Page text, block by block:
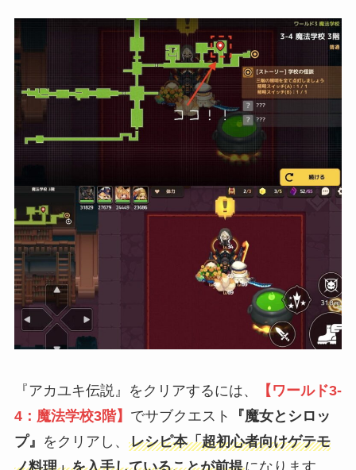
『アカユキ伝説』をクリアするには、
【ワールド3-
4：魔法学校3階】 でサブクエスト
『魔女とシロッ
プ』 をクリアし、 レシピ本「超初心者向けゲテモ
ノ料理」を入手していることが前提になります。